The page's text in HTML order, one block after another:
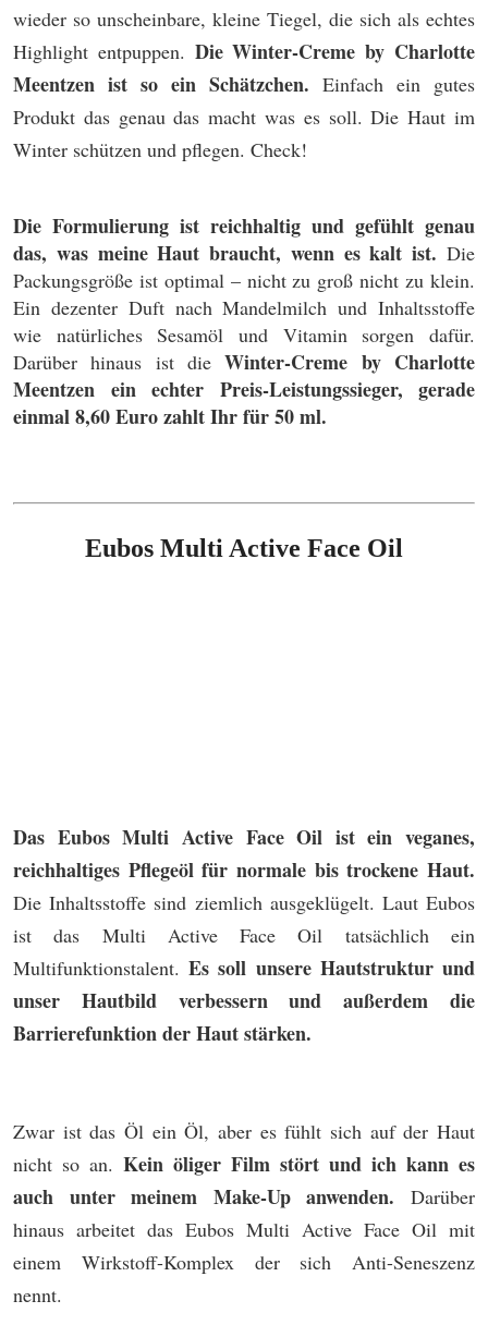
wieder so unscheinbare, kleine Tiegel, die sich als echtes
Highlight entpuppen. Die Winter-Creme by Charlotte
Meentzen ist so ein Schätzchen. Einfach ein gutes
Produkt das genau das macht was es soll. Die Haut im
Winter schützen und pflegen. Check!
Die Formulierung ist reichhaltig und gefühlt genau
das, was meine Haut braucht, wenn es kalt ist. Die
Packungsgröße ist optimal – nicht zu groß nicht zu klein.
Ein dezenter Duft nach Mandelmilch und Inhaltsstoffe
wie natürliches Sesamöl und Vitamin sorgen dafür.
Darüber hinaus ist dieWinter-Creme by Charlotte
Meentzen ein echter Preis-Leistungssieger, gerade
einmal 8,60 Euro zahlt Ihr für 50 ml.
Eubos Multi Active Face Oil
Das Eubos Multi Active Face Oil ist ein veganes,
reichhaltiges Pflegeöl für normale bis trockene Haut.
Die Inhaltsstoffe sind ziemlich ausgeklügelt. Laut Eubos
ist das Multi Active Face Oil tatsächlich ein
Multifunktionstalent.Es soll unsere Hautstruktur und
unser Hautbild verbessern und außerdem die
Barrierefunktion der Haut stärken.
Zwar ist das Öl ein Öl, aber es fühlt sich auf der Haut
nicht so an. Kein öliger Film stört und ich kann es
auch unter meinem Make-Up anwenden. Darüber
hinaus arbeitet das Eubos Multi Active Face Oil mit
einem Wirkstoff-Komplex der sich Anti-Seneszenz
nennt.